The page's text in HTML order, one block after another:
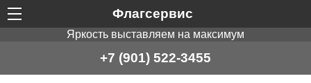
Флагсервис
Яркость выставляем на максимум
+7 (901) 522-3455